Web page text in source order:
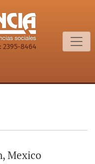
2395-8464
Mexico